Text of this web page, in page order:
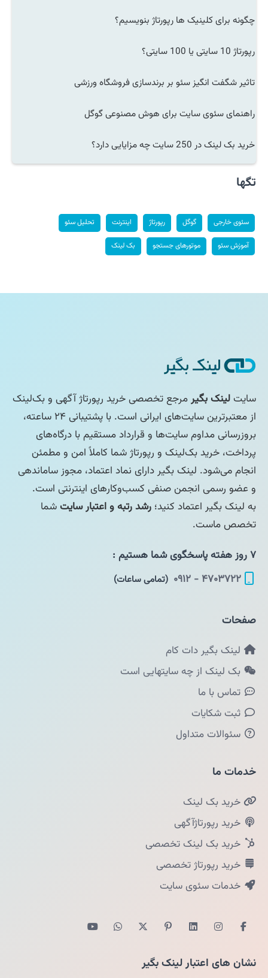
چگونه برای کلینیک ها رپورتاژ بنویسیم؟
رپورتاژ 10 سایتی یا 100 سایتی؟
تاثیر شگفت انگیز سئو بر برندسازی فروشگاه ورزشی
راهنمای سئوی سایت برای هوش مصنوعی گوگل
خرید بک لینک در 250 سایت چه مزایایی دارد؟
تگها
سئوی خارجی گوگل رپورتاژ اینترنت تحلیل سئو
آموزش سئو موتورهای جستجو بک لینک
سایتلینک بگیرمرجع تخصصی خرید رپورتاژ آگهی و بک‌لینک
از معتبرترین سایت‌های ایرانی است. با پشتیبانی ۲۴ ساعته،
بروزرسانی مداوم سایت‌ها و قرارداد مستقیم با درگاه‌های
پرداخت، خرید بک‌لینک و رپورتاژ شما کاملاً امن و مطمئن
انجام می‌شود. لینک بگیر دارای نماد اعتماد، مجوز ساماندهی
و عضو رسمی انجمن صنفی کسب‌وکارهای اینترنتی است.
به لینک بگیر اعتماد کنید؛ رشد رتبه و اعتبار سایتشما
تخصص ماست.
۷ روز هفته پاسخگوی شما هستیم :
۴۷۰۳۷۲۲ - ۰۹۱۲
(تمامی ساعات)
صفحات
لینک بگیر دات کام
بک لینک از چه سایتهایی است
تماس با ما
ثبت شکایات
سئوالات متداول
خدمات ما
خرید بک لینک
خرید رپورتاژآگهی
خرید بک لینک تخصصی
خرید رپورتاژ تخصصی
خدمات سئوی سایت
نشان های اعتبار لینک بگیر